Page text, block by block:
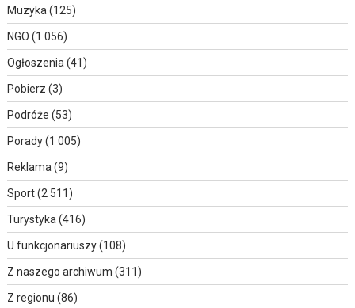
Muzyka (125)
NGO (1 056)
Ogłoszenia (41)
Pobierz (3)
Podróże (53)
Porady(1 005)
Reklama (9)
Sport(2 511)
Turystyka (416)
U funkcjonariuszy(108)
Z naszego archiwum (311)
Z regionu (86)